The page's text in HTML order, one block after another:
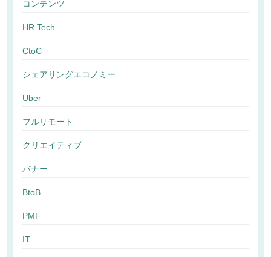
コンテンツ
HR Tech
CtoC
シェアリングエコノミー
Uber
フルリモート
クリエイティブ
バナー
BtoB
PMF
IT